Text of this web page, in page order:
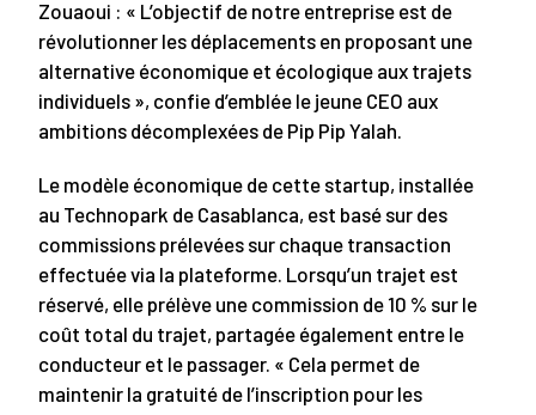
Zouaoui : « L’objectif de notre entreprise est de
révolutionner les déplacements en proposant une
alternative économique et écologique aux trajets
individuels », confie d’emblée le jeune CEO aux
ambitions décomplexées de Pip Pip Yalah.
Le modèle économique de cette startup, installée
au Technopark de Casablanca, est basé sur des
commissions prélevées sur chaque transaction
effectuée via la plateforme. Lorsqu’un trajet est
réservé, elle prélève une commission de 10 % sur le
coût total du trajet, partagée également entre le
conducteur et le passager. « Cela permet de
maintenir la gratuité de l’inscription pour les